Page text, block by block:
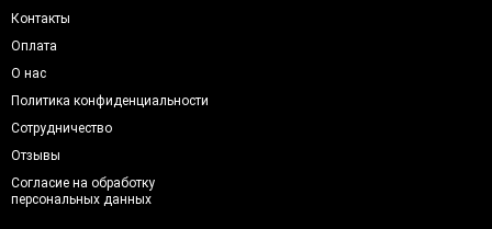
Контакты
Оплата
О нас
Политика конфиденциальности
Сотрудничество
Отзывы
Согласие на обработку
персональных данных